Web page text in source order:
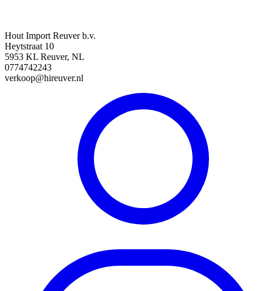
Hout Import Reuver b.v.
Heytstraat 10
5953 KL Reuver, NL
0774742243
verkoop@hireuver.nl